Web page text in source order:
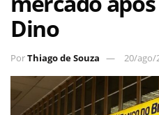
Dino
PorThiago de Souza 20/ago/